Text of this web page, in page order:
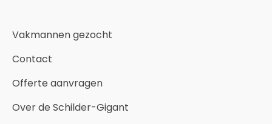
Vakmannen gezocht
Contact
Offerte aanvragen
Over de Schilder-Gigant